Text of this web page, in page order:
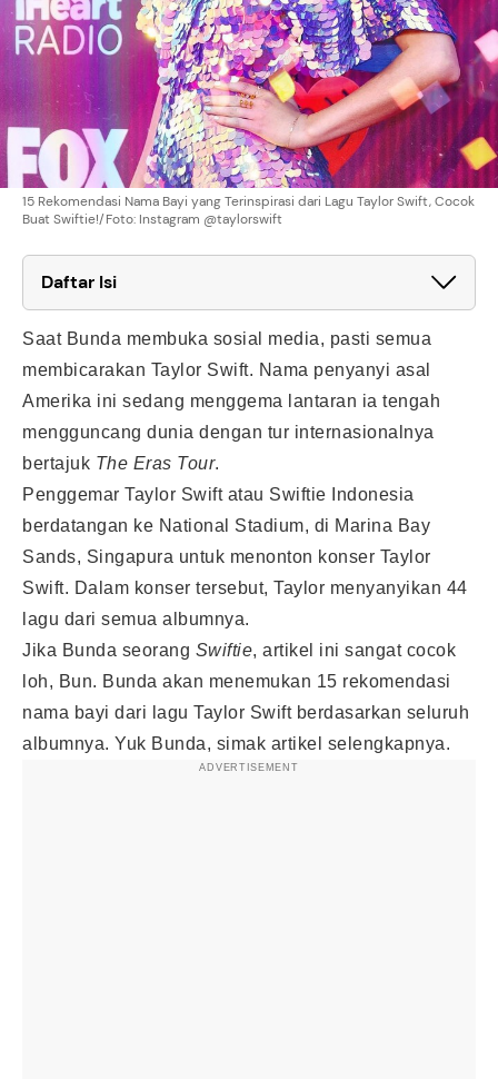
15 Rekomendasi Nama Bayi yang Terinspirasi dari Lagu Taylor Swift, Cocok
Buat Swiftie!/Foto: Instagram @taylorswift
Daftar Isi
Saat Bunda membuka sosial media, pasti semua
membicarakan Taylor Swift. Nama penyanyi asal
Amerika ini sedang menggema lantaran ia tengah
mengguncang dunia dengan tur internasionalnya
bertajuk The Eras Tour.
Penggemar Taylor Swift atau Swiftie Indonesia
berdatangan ke National Stadium, di Marina Bay
Sands, Singapura untuk menonton konser Taylor
Swift. Dalam konser tersebut, Taylor menyanyikan 44
lagu dari semua albumnya.
Jika Bunda seorang Swiftie, artikel ini sangat cocok
loh, Bun. Bunda akan menemukan 15 rekomendasi
nama bayi dari lagu Taylor Swift berdasarkan seluruh
albumnya. Yuk Bunda, simak artikel selengkapnya.
ADVERTISEMENT